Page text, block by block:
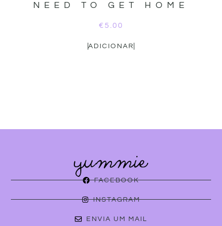
NEED TO GET HOME
€ 5.00
ADICIONAR
FACEBOOK
INSTAGRAM
ENVIA UM MAIL